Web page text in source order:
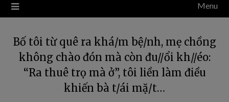
Menu
Bố tôi từ quê ra khá/m bệ/nh, mẹ chồng
không chào đón mà còn đu//ổi kh//éo:
“Ra thuê trọ mà ở”, tôi liền làm điều
khiến bà t/ái mặ/t…